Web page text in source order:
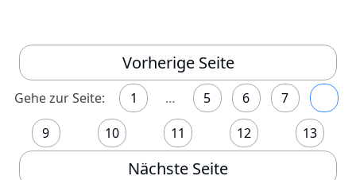
Vorherige Seite
Gehe zur Seite: 1 … 5 6 7
9
10 11 12 13
Nächste Seite